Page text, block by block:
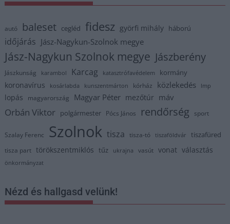
autó baleset cegléd fidesz györfi mihály háború
időjárás Jász-Nagykun-Szolnok megye
Jász-Nagykun Szolnok megye Jászberény
Jászkunság karambol Karcag katasztrófavédelem kormány
koronavírus kosárlabda kunszentmárton kórház közlekedés lmp
lopás magyarország Magyar Péter mezőtúr máv
Orbán Viktor polgármester Pócs János rendőrség sport
Szalay Ferenc Szolnok tisza tisza-tó tiszaföldvár tiszafüred
tisza part törökszentmiklós tűz ukrajna vasút vonat választás
önkormányzat
Nézd és hallgasd velünk!